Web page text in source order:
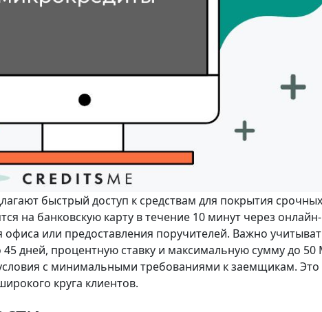
быстрый доступ к средствам для покрытия срочных
на банковскую карту в течение 10 минут через онлайн-
или предоставления поручителей. Важно
45 дней, процентную ставку и максимальную сумму до
с минимальными требованиями к заемщикам. Это
круга клиентов.